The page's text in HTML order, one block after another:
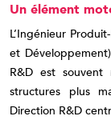
Un élément
L’Ingénieur
et
R&D est souvent
structures plus
Direction R&D